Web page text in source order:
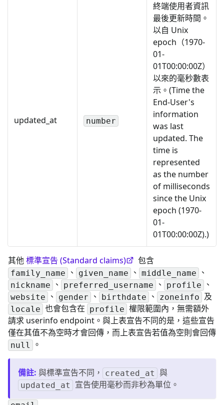
updated_at number
終端使用者資訊
最後更新時間。
以自 Unix
epoch（1970-
01-
01T00:00:00Z）
以來的毫秒數表
示。(Time the
End-User's
information
was last
updated. The
time is
represented
as the number
of milliseconds
since the Unix
epoch (1970-
01-
01T00:00:00Z).)
其他標準宣告 (Standard claims) 包含
family_name 、 given_name 、 middle_name 、
nickname 、 preferred_username 、 profile 、
website 、 gender 、 birthdate 、 zoneinfo 及
locale 也會包含在 profile 權限範圍內，無需額外
請求 userinfo endpoint。與上表宣告不同的是，這些宣告
僅在其值不為空時才會回傳，而上表宣告若值為空則會回傳
null 。
備註: 與標準宣告不同， created_at 與
updated_at 宣告使用毫秒而非秒為單位。